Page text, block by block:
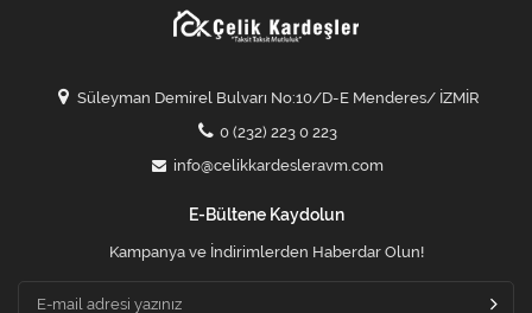
Süleyman Demirel Bulvarı No:10/D-E Menderes/ İZMİR
0 (232) 223 0 223
info@celikkardesleravm.com
E-Bültene Kaydolun
Kampanya ve İndirimlerden Haberdar Olun!